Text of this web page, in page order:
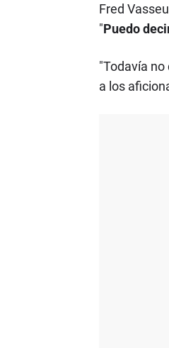
Fred
"Puedo
"Todavía
a los